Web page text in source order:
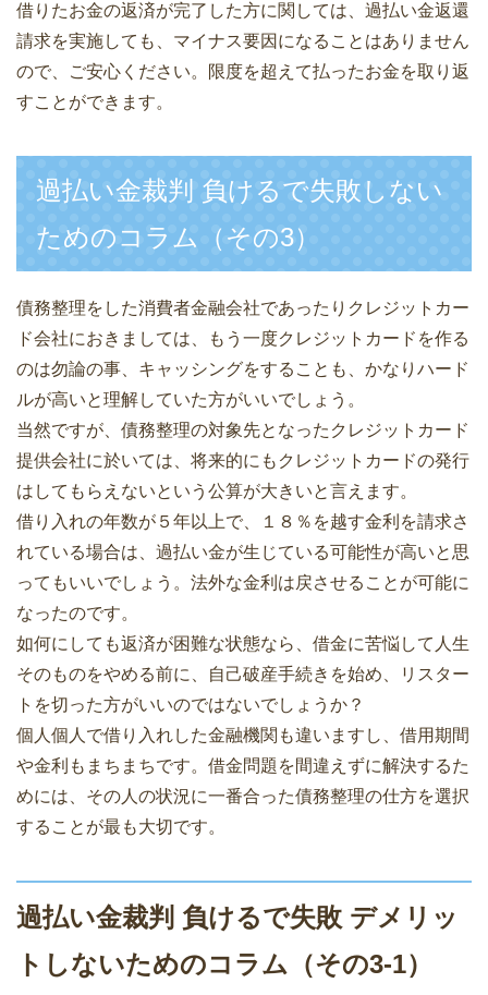
借りたお金の返済が完了した方に関しては、過払い金返還
請求を実施しても、マイナス要因になることはありません
ので、ご安心ください。限度を超えて払ったお金を取り返
すことができます。
過払い金裁判 負けるで失敗しない
ためのコラム（その3）
債務整理をした消費者金融会社であったりクレジットカー
ド会社におきましては、もう一度クレジットカードを作る
のは勿論の事、キャッシングをすることも、かなりハード
ルが高いと理解していた方がいいでしょう。
当然ですが、債務整理の対象先となったクレジットカード
提供会社に於いては、将来的にもクレジットカードの発行
はしてもらえないという公算が大きいと言えます。
借り入れの年数が５年以上で、１８％を越す金利を請求さ
れている場合は、過払い金が生じている可能性が高いと思
ってもいいでしょう。法外な金利は戻させることが可能に
なったのです。
如何にしても返済が困難な状態なら、借金に苦悩して人生
そのものをやめる前に、自己破産手続きを始め、リスター
トを切った方がいいのではないでしょうか？
個人個人で借り入れした金融機関も違いますし、借用期間
や金利もまちまちです。借金問題を間違えずに解決するた
めには、その人の状況に一番合った債務整理の仕方を選択
することが最も大切です。
過払い金裁判 負けるで失敗 デメリッ
トしないためのコラム（その3-1）